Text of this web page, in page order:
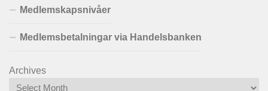
Medlemskapsnivåer
Medlemsbetalningar via Handelsbanken
Archives